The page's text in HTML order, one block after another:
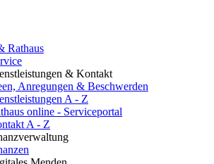
Rathaus
& Kontakt
Anregungen & Beschwerden
A - Z
online - Serviceportal
A - Z